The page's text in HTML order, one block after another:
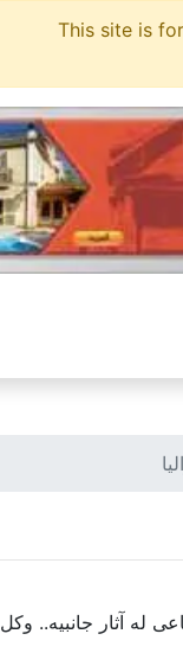
له آثار جانبيه..